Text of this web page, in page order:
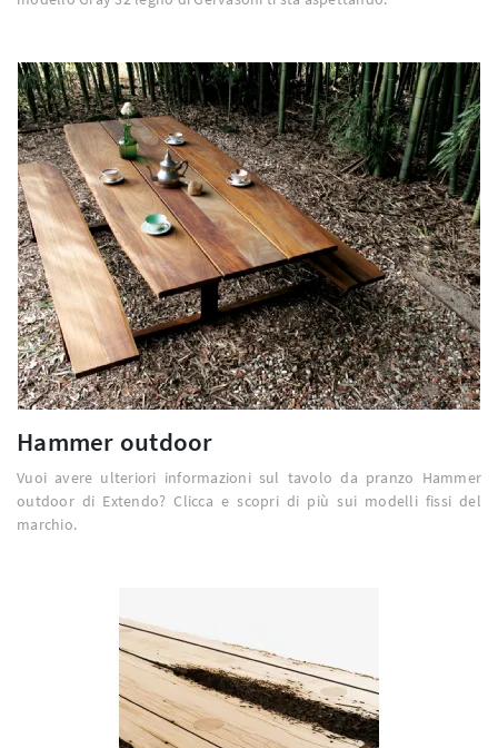
Hammer outdoor
Vuoi avere ulteriori informazioni sul tavolo da pranzo Hammer
outdoor di Extendo? Clicca e scopri di più sui modelli fissi del
marchio.